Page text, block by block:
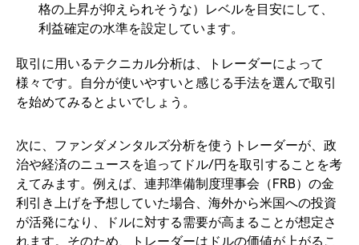
格の上昇が抑えられそうな）レベルを目安にして、
利益確定の水準を設定しています。
取引に用いるテクニカル分析は、トレーダーによって
様々です。自分が使いやすいと感じる手法を選んで取引
を始めてみるとよいでしょう。
次に、ファンダメンタルズ分析を使うトレーダーが、政
治や経済のニュースを追ってドル/円を取引することを考
えてみます。例えば、連邦準備制度理事会（FRB）の金
利引き上げを予想していた場合、海外から米国への投資
が活発になり、ドルに対する需要が高まることが想定さ
れます。そのため、トレーダーはドルの価値が上がるこ